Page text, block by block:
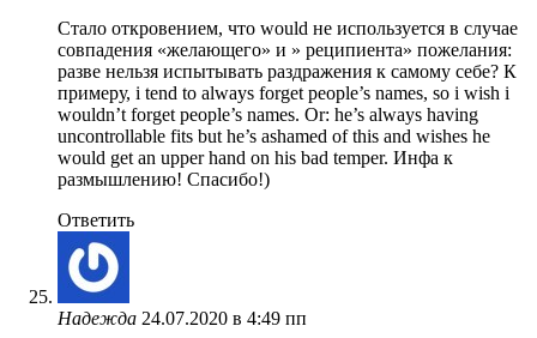
Стало откровением, что would не используется в случае
совпадения «желающего» и » реципиента» пожелания:
разве нельзя испытывать раздражения к самому себе? К
примеру, i tend to always forget people’s names, so i wish i
wouldn’t forget people’s names. Or: he’s always having
uncontrollable fits but he’s ashamed of this and wishes he
would get an upper hand on his bad temper. Инфа к
размышлению! Спасибо!)
Ответить
Надежда 24.07.2020 в 4:49 пп